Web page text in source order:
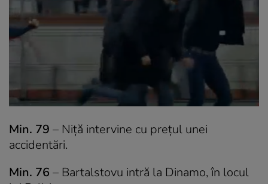
Min. 79 – Niță intervine cu prețul unei
accidentări.
Min. 76 – Bartalstovu intră la Dinamo, în locul